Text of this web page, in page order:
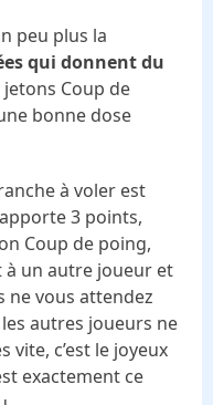
peu plus la
qui donnent du
Coup de
bonne dose
à voler est
3 points,
Coup de poing,
un autre joueur et
ne vous attendez
autres joueurs ne
vite, c’est le joyeux
exactement ce